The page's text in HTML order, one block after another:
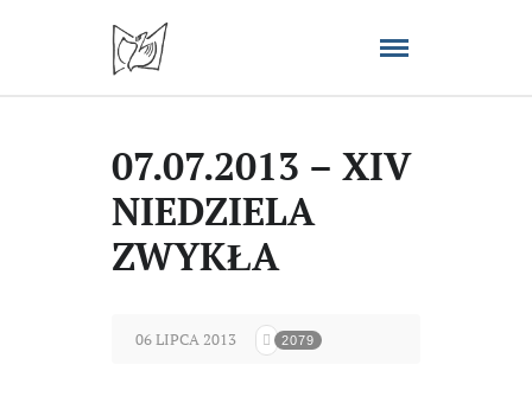
07.07.2013 – XIV
NIEDZIELA
ZWYKŁA
06 LIPCA 2013 2079